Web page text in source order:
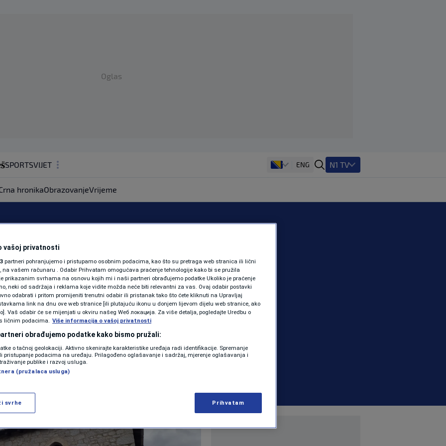
Oglas
SPORTSVIJET
ZDRAVLJE
SHOWBIZ
PODCAST
N1 SPECIJAL
FENOMENI
NEISTRAŽENO
VIRALNO
VIDEO
ENG N1 TV
hronikaObrazovanjeVrijeme
U Mostaru
opet otvorena
VIJESTI 0 komentara
Više
vašoj privatnosti
partneri pohranjujemo i pristupamo osobnim podacima, kao što su pretraga web stranica ili lični
na vašem računaru . Odabir Prihvatam omogućava praćenje tehnologije kako bi se pružila
prikazanim svrhama na osnovu kojih mi i naši partneri obrađujemo podatke Ukoliko je praćenje
neki od sadržaja i reklama koje vidite možda neće biti relevantni za vas. Ovaj odabir postavki
odabrati i pritom promijeniti trenutni odabir ili pristanak tako što ćete kliknuti na Upravljaj
link na dnu ove web stranice [ili plutajuću ikonu u donjem lijevom dijelu web stranice, ako
Vaš odabir će se mijenjati u okviru našeg Wеб локација. Za više detalja, pogledajte Uredbu o
ličnim podacima. Više informacija o vašoj privatnosti
obrađujemo podatke kako bismo pružali:
o tačnoj geolokaciji. Aktivno skenirajte karakteristike uređaja radi identifikacije. Spremanje
pristupanje podacima na uređaju. Prilagođeno oglašavanje i sadržaj, mjerenje oglašavanja i
publike i razvoj usluga.
(pružalaca usluga)
svrhe Prihvatam